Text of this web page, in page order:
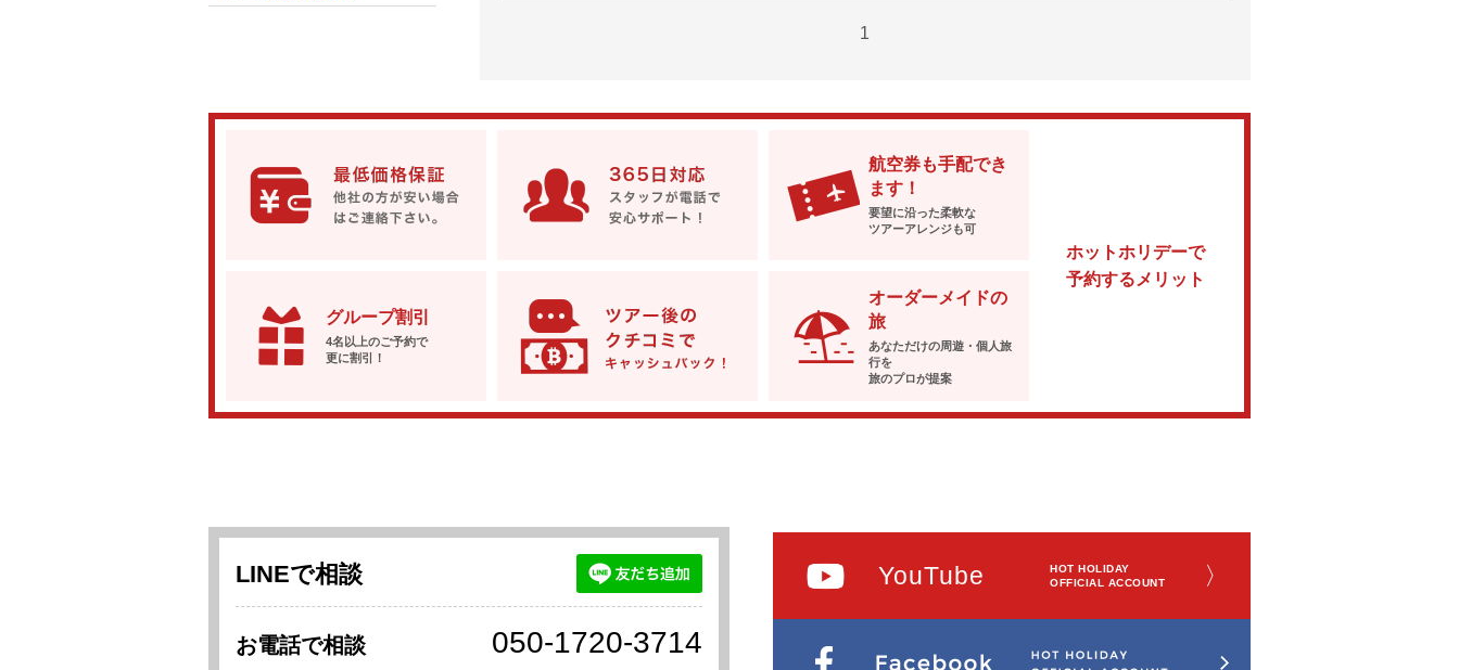
1
ホットホリデーで
予約するメリット
航空券も手配でき
ます！
要望に沿った柔軟な
ツアーアレンジも可
グループ割引
4名以上のご予約で
更に割引！
オーダーメイドの
旅
あなただけの周遊・個人旅
行を
旅のプロが提案
LINEで相談
お電話で相談 050-1720-3714
YouTube
HOT HOLIDAY
OFFICIAL ACCOUNT
〉